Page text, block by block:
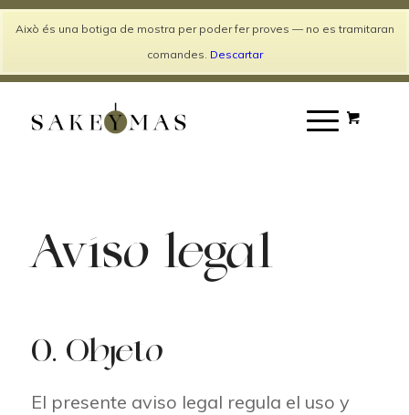
Això és una botiga de mostra per poder fer proves — no es tramitaran
comandes. Descartar
Català
Español
Aviso legal
0. Objeto
El presente aviso legal regula el uso y